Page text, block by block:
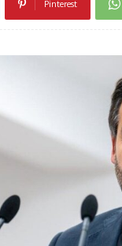
Pinterest